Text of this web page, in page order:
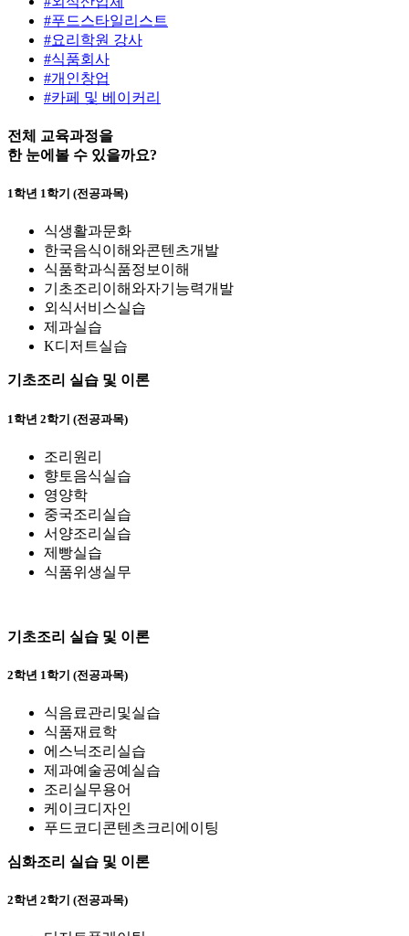
#푸드스타일리스트
#요리학원 강사
#식품회사
#개인창업
#카페 및 베이커리
전체 교육과정을
한 눈에 볼 수 있을까요?
1학년 1학기 (전공과목)
식생활과문화
한국음식이해와콘텐츠개발
식품학과식품정보이해
기초조리이해와자기능력개발
외식서비스실습
제과실습
K디저트실습
기초조리 실습 및 이론
1학년 2학기 (전공과목)
조리원리
향토음식실습
영양학
중국조리실습
서양조리실습
제빵실습
식품위생실무
기초조리 실습 및 이론
2학년 1학기 (전공과목)
식음료관리및실습
식품재료학
에스닉조리실습
제과예술공예실습
조리실무용어
케이크디자인
푸드코디콘텐츠크리에이팅
심화조리 실습 및 이론
2학년 2학기 (전공과목)